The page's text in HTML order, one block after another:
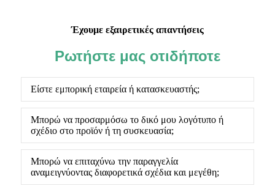
Έχουμε εξαιρετικές απαντήσεις
Ρωτήστε μας οτιδήποτε
Είστε εμπορική εταιρεία ή κατασκευαστής;
Μπορώ να προσαρμόσω το δικό μου λογότυπο ή
σχέδιο στο προϊόν ή τη συσκευασία;
Μπορώ να επιταχύνω την παραγγελία
αναμειγνύοντας διαφορετικά σχέδια και μεγέθη;